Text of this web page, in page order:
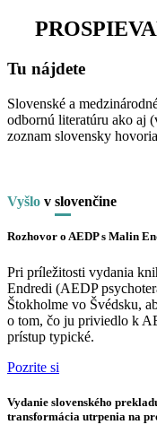
Tu nájdete
Slovenské a
odbornú literatúru ako aj
zoznam slovensky
Vyšlo v slovenčine
Rozhovor o AEDP s Malin
Pri príležitosti vydania
Endredi (AEDP
Štokholme vo Švédsku,
o tom, čo ju priviedlo k
prístup typické.
Pozrite si
Vydanie slovenského
transformácia utrpenia na